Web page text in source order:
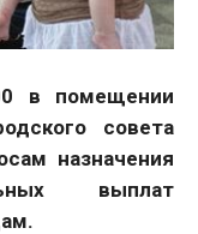
в помещении
совета
назначения
выплат